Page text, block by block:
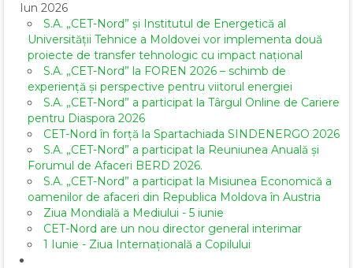
Iun 2026
S.A. „CET-Nord” și Institutul de Energetică al
Universității Tehnice a Moldovei vor implementa două
proiecte de transfer tehnologic cu impact național
S.A. „CET-Nord” la FOREN 2026 – schimb de
experiență și perspective pentru viitorul energiei
S.A. „CET-Nord” a participat la Târgul Online de Cariere
pentru Diaspora 2026
CET-Nord în forță la Spartachiada SINDENERGO 2026
S.A. „CET-Nord” a participat la Reuniunea Anuală și
Forumul de Afaceri BERD 2026.
S.A. „CET-Nord” a participat la Misiunea Economică a
oamenilor de afaceri din Republica Moldova în Austria
Ziua Mondială a Mediului - 5 iunie
CET-Nord are un nou director general interimar
1 Iunie - Ziua Internațională a Copilului